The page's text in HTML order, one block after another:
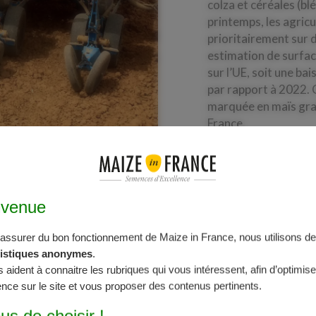
colza et céréales
printemps, les
prioritairement sur
estimation de
sur l’UE, soit une
par rapport à 2022.
marquée en maïs
France.
du Sud, conséquence de la pression sur la ressource en
Sur la zone Europe centrale, les surfaces de maïs
et Roumanie.
également orientées en légère baisse, notamment en
du bon fonctionnement de Maize in France, nous utilisons
anonymes
aident à connaitre les rubriques qui vous intéressent, afin
sur le site et vous proposer des contenus pertinents.